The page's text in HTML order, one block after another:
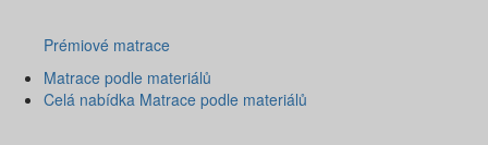
Prémiové matrace
Matrace podle materiálů
Celá nabídka Matrace podle materiálů